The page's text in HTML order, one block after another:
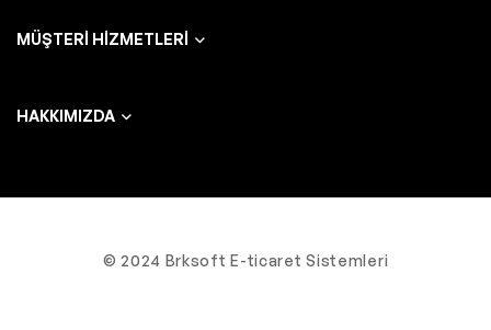
MÜŞTERI HIZMETLERI
HAKKIMIZDA
© 2024 Brksoft E-ticaret Sistemleri